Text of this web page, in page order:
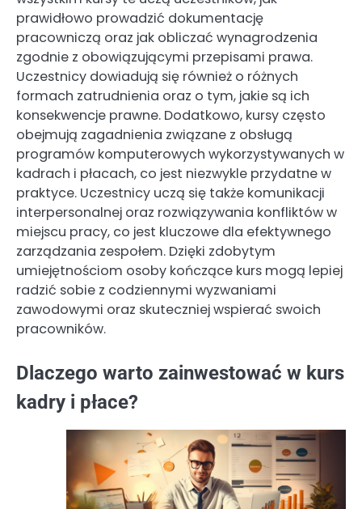
prawidłowo prowadzić dokumentację
pracowniczą oraz jak obliczać wynagrodzenia
zgodnie z obowiązującymi przepisami prawa.
Uczestnicy dowiadują się również o różnych
formach zatrudnienia oraz o tym, jakie są ich
konsekwencje prawne. Dodatkowo, kursy często
obejmują zagadnienia związane z obsługą
programów komputerowych wykorzystywanych w
kadrach i płacach, co jest niezwykle przydatne w
praktyce. Uczestnicy uczą się także komunikacji
interpersonalnej oraz rozwiązywania konfliktów w
miejscu pracy, co jest kluczowe dla efektywnego
zarządzania zespołem. Dzięki zdobytym
umiejętnościom osoby kończące kurs mogą lepiej
radzić sobie z codziennymi wyzwaniami
zawodowymi oraz skuteczniej wspierać swoich
pracowników.
Dlaczego warto zainwestować w kurs
kadry i płace?